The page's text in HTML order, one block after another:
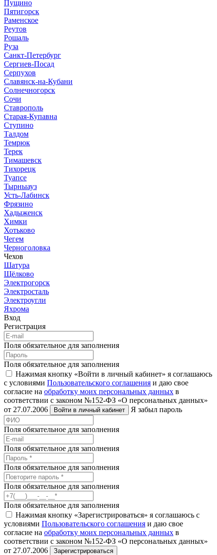
Пущино
Пятигорск
Раменское
Реутов
Рошаль
Руза
Санкт-Петербург
Сергиев-Посад
Серпухов
Славянск-на-Кубани
Солнечногорск
Сочи
Ставрополь
Старая-Купавна
Ступино
Талдом
Темрюк
Терек
Тимашевск
Тихорецк
Туапсе
Тырныауз
Усть-Лабинск
Фрязино
Хадыженск
Химки
Хотьково
Чегем
Черноголовка
Чехов
Шатура
Щёлково
Электрогорск
Электросталь
Электроугли
Яхрома
Вход
Регистрация
Поля обязательное для заполнения
Поля обязательное для заполнения
Нажимая кнопку «Войти в личный кабинет» я соглашаюсь
с условиями Пользовательского соглашения и даю свое
согласие на обработку моих персональных данных в
соответствии с законом №152-ФЗ «О персональных данных»
от 27.07.2006
Войти в личный кабинет Я забыл пароль
Поля обязательное для заполнения
Поля обязательное для заполнения
Поля обязательное для заполнения
Поля обязательное для заполнения
Поля обязательное для заполнения
Нажимая кнопку «Зарегистрироваться» я соглашаюсь с
условиями Пользовательского соглашения и даю свое
согласие на обработку моих персональных данных в
соответствии с законом №152-ФЗ «О персональных данных»
от 27.07.2006
Зарегистрироваться